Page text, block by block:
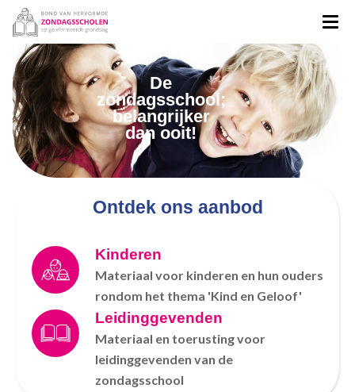
De
zondagsschool;
belangrijker
dan ooit!
Ontdek ons aanbod
Kinderen
Materiaal voor kinderen en hun ouders
rondom het thema 'Kind en Geloof'
Leidinggevenden
Materiaal en toerusting voor
leidinggevenden van de
zondagsschool